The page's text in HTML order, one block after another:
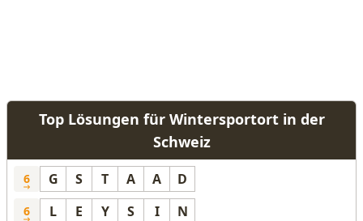
Top Lösungen für Wintersportort in der
Schweiz
6 G S T A A D
6 L E Y S I N